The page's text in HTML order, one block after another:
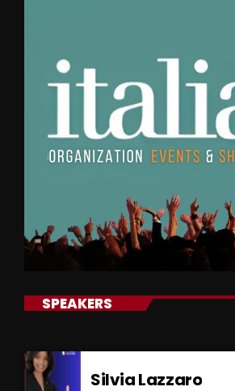
SPEAKERS
Silvia Lazzaro